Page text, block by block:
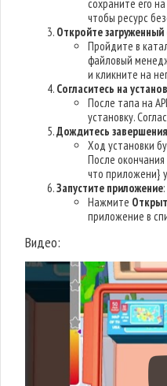
сохраните его
чтобы ресурс
Откройте
Пройдите в
файловый
и кликните на
Согласитесь на
После тапа на
установку.
Дождитесь
Ход установки
После
что приложени}
Запустите приложение:
Нажмите
приложение в
Видео: